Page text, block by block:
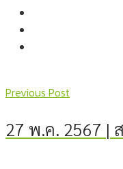
Previous Post
27 พ.ค. 2567 |